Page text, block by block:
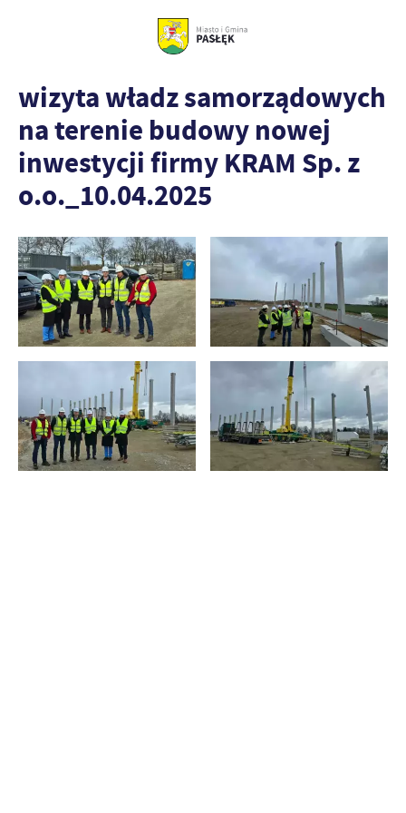
wizyta władz samorządowych
na terenie budowy nowej
inwestycji firmy KRAM Sp. z
o.o._10.04.2025